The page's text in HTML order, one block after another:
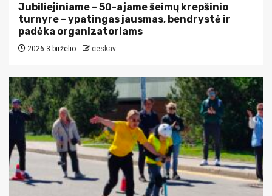
Jubiliejiniame – 50-ajame šeimų krepšinio
turnyre – ypatingas jausmas, bendrystė ir
padėka organizatoriams
2026 3 birželio ceskav